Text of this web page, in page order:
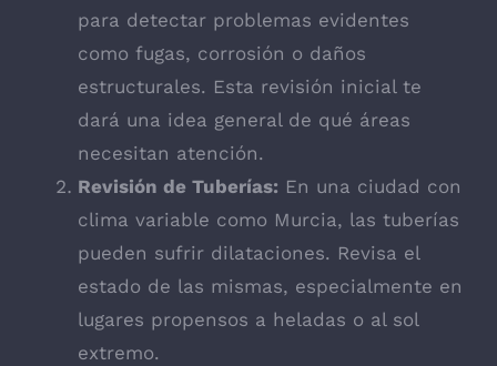
para detectar problemas evidentes
como fugas, corrosión o daños
estructurales. Esta revisión inicial te
dará una idea general de qué áreas
necesitan atención.
Revisión de Tuberías: En una ciudad con
clima variable como Murcia, las tuberías
pueden sufrir dilataciones. Revisa el
estado de las mismas, especialmente en
lugares propensos a heladas o al sol
extremo.